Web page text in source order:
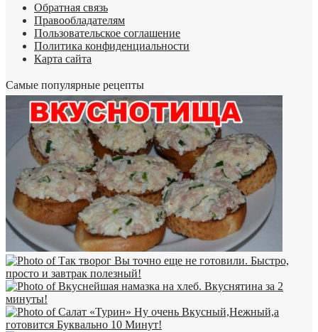
Обратная связь
Правообладателям
Пользовательское соглашение
Политика конфиденциальности
Карта сайта
Самые популярные рецепты